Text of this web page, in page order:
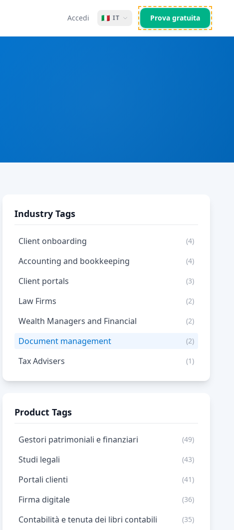
Accedi 🇮🇹 IT Prova gratuita
Industry Tags
Client onboarding (4)
Accounting and bookkeeping (4)
Client portals (3)
Law Firms (2)
Wealth Managers and Financial (2)
Document management (2)
Tax Advisers (1)
Product Tags
Gestori patrimoniali e finanziari (49)
Studi legali (43)
Portali clienti (41)
Firma digitale (36)
Contabilità e tenuta dei libri contabili (35)